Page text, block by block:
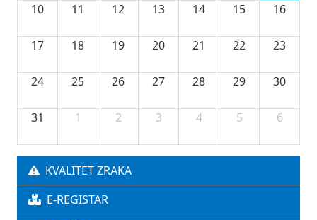
10 11 12 13 14 15 16
17 18 19 20 21 22 23
24 25 26 27 28 29 30
31 1 2 3 4 5 6
KVALITET ZRAKA
E-REGISTAR